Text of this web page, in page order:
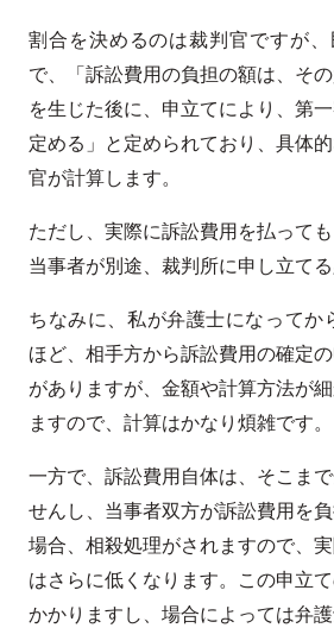
割合を決めるのは裁判官ですが
で、「訴訟費用の負担の額は、そ
を生じた後に、申立てにより、第
定める」と定められており、具体
官が計算します。
ただし、実際に訴訟費用を払っても
当事者が別途、裁判所に申し立てる
ちなみに、私が弁護士になってか
ほど、相手方から訴訟費用の確定
がありますが、金額や計算方法が
ますので、計算はかなり煩雑です。
一方で、訴訟費用自体は、そこま
せんし、当事者双方が訴訟費用を
場合、相殺処理がされますので、
はさらに低くなります。この申立
かかりますし、場合によっては弁